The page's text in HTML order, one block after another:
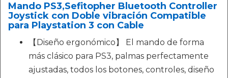
Mando PS3,Sefitopher Bluetooth Controller
Joystick con Doble vibración Compatible
para Playstation 3 con Cable
【Diseño ergonómico】 El mando de forma
más clásico para PS3, palmas perfectamente
ajustadas, todos los botones, controles, diseño